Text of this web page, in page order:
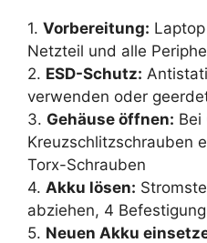
1. Vorbereitung:
Netzteil und alle
2. ESD-Schutz:
verwenden oder
3. Gehäuse öffnen: Bei
Kreuzschlitzschrauben
Torx-Schrauben
4. Akku lösen:
abziehen, 4
5. Neuen Akku